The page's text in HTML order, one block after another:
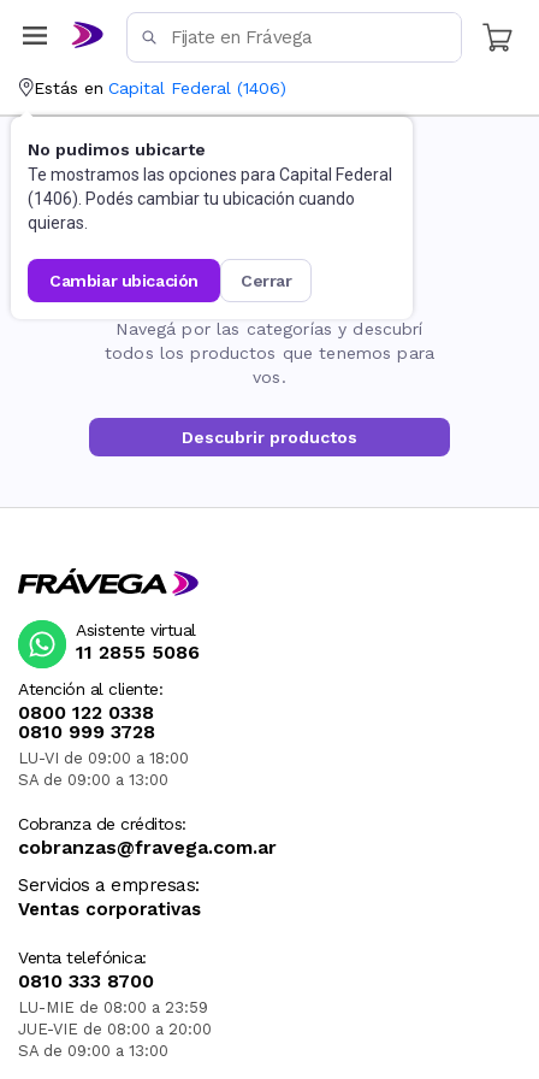
Estás en Capital Federal (1406)
No pudimos ubicarte
Te mostramos las opciones para Capital Federal
(1406). Podés cambiar tu ubicación cuando
quieras.
cambiar ubicación cerrar
La página no existe
Navegá por las categorías y descubrí
todos los productos que tenemos para
vos.
Descubrir productos
Atención al cliente:
0800 122 0338
0810 999 3728
LU-VI de 09:00 a 18:00
SA de 09:00 a 13:00
Cobranza de créditos:
cobranzas@fravega.com.ar
Servicios a empresas:
Ventas corporativas
Venta telefónica:
0810 333 8700
LU-MIE de 08:00 a 23:59
JUE-VIE de 08:00 a 20:00
SA de 09:00 a 13:00
Asistente virtual
11 2855 5086